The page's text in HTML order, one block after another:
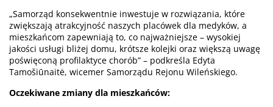
„Samorząd konsekwentnie inwestuje w rozwiązania, które
zwiększają atrakcyjność naszych placówek dla medyków, a
mieszkańcom zapewniają to, co najważniejsze – wysokiej
jakości usługi bliżej domu, krótsze kolejki oraz większą uwagę
poświęconą profilaktyce chorób” – podkreśla Edyta
Tamošiūnaitė, wicemer Samorządu Rejonu Wileńskiego.
Oczekiwane zmiany dla mieszkańców: